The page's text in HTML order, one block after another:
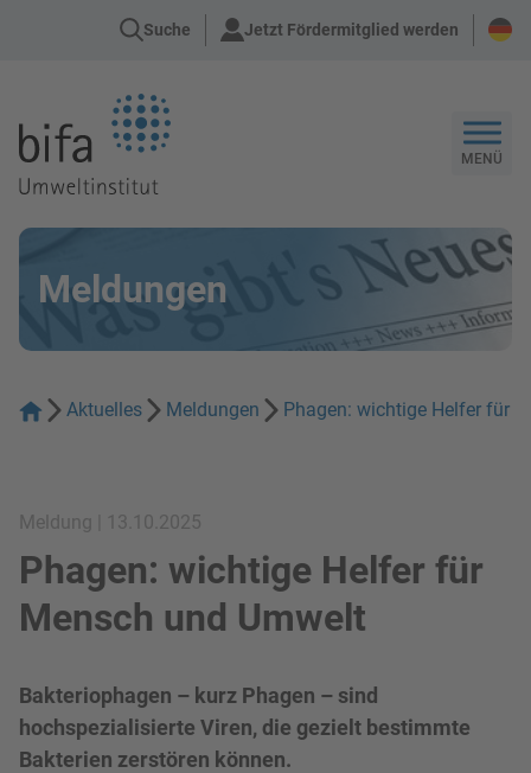
Suche Jetzt Fördermitglied werden
MENÜ
Meldungen
Aktuelles Meldungen Phagen: wichtige Helfer für
Meldung | 13.10.2025
Phagen: wichtige Helfer für
Mensch und Umwelt
Bakteriophagen – kurz Phagen – sind
hochspezialisierte Viren, die gezielt bestimmte
Bakterien zerstören können.